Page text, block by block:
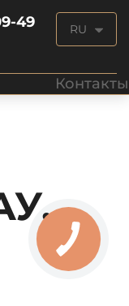
49 RU
Контакты